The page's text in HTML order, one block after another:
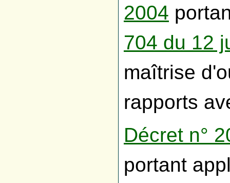
2004
704 du 12
maîtrise
rapports
Décret n°
portant